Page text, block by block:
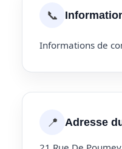
📞
Informations de
📍 Adresse